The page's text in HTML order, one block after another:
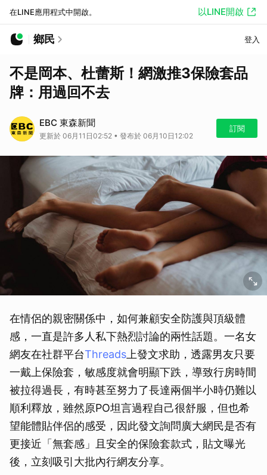
在LINE應用程式中開啟。 以LINE開啟
鄉民 登入
不是岡本、杜蕾斯！網激推3保險套品
牌：用過回不去
EBC 東森新聞
更新於 06月11日02:52 • 發布於 06月10日12:02
訂閱
在情侶的親密關係中，如何兼顧安全防護與頂級體
感，一直是許多人私下熱烈討論的兩性話題。一名女
網友在社群平台Threads上發文求助，透露男友只要
一戴上保險套，敏感度就會明顯下跌，導致行房時間
被拉得過長，有時甚至努力了長達兩個半小時仍難以
順利釋放，雖然原PO坦言過程自己很舒服，但也希
望能體貼伴侶的感受，因此發文詢問廣大網民是否有
更接近「無套感」且安全的保險套款式，貼文曝光
後，立刻吸引大批內行網友分享。